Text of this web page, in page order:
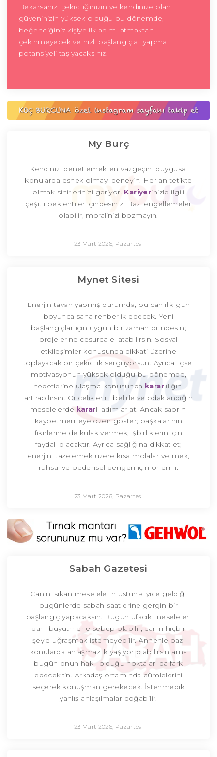
Bekarsanız, çekiciliğinizin ve kendinize olan
güveninizin yüksek olduğu bu dönemde,
beğendiğiniz kişiye ilk adımı atmaktan
çekinmeyecek ve hızlı başlangıçlar yapma
potansiyeli taşıyacaksınız.
My Burç
Kendinizi denetlemekten vazgeçin, duygusal
konularda esnek olmayı deneyin. Her an tetikte
olmak sinirlerinizi geriyor. Kariyerinizle ilgili
çeşitli beklentiler içindesiniz. Bazı engellemeler
olabilir, moralinizi bozmayın.
23 Mart 2026, Pazartesi
Mynet Sitesi
Enerjin tavan yapmış durumda, bu canlılık gün
boyunca sana rehberlik edecek. Yeni
başlangıçlar için uygun bir zaman dilindesin;
projelerine cesurca el atabilirsin. Sosyal
etkileşimler konusunda dikkati üzerine
toplayacak bir çekicilik sergiliyorsun. Ayrıca, içsel
motivasyonun yüksek olduğu bu dönemde,
hedeflerine ulaşma konusunda kararlılığını
artırabilirsin. Önceliklerini belirle ve odaklandığın
meselelerde kararlı adımlar at. Ancak sabrını
kaybetmemeye özen göster; başkalarının
fikirlerine de kulak vermek, işbirliklerin için
faydalı olacaktır. Ayrıca sağlığına dikkat et;
enerjini tazelemek üzere kısa molalar vermek,
ruhsal ve bedensel dengen için önemli.
23 Mart 2026, Pazartesi
Sabah Gazetesi
Canını sıkan meselelerin üstüne iyice geldiği
bugünlerde sabah saatlerine gergin bir
başlangıç yapacaksın. Bugün ufacık meseleleri
dahi büyütmene sebep olabilir; canın hiçbir
şeyle uğraşmak istemeyebilir. Annenle bazı
konularda anlaşmazlık yaşıyor olabilirsin ama
bugün onun haklı olduğu noktaları da fark
edeceksin. Arkadaş ortamında cümlelerini
seçerek konuşman gerekecek. İstenmedik
yanlış anlaşılmalar doğabilir.
23 Mart 2026, Pazartesi